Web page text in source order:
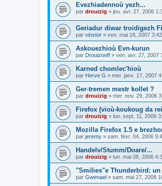
Evezhiadennoù yezh...
par drouizig » jeu. avr. 27, 2006
Geriadur diwar troidigezh
par vinstor » ven. mai 18, 2007
Askouezhioù Evn-kurun
par Drouizonff » ven. avr. 27, 2007
Karned chomlec'hioù
par Herve G » mer. janv. 17, 2007
Ger-tremen mestr kollet ?
par drouizig » mer. nov. 29, 2006
Firefox (vioù-koukoug da
par drouizig » lun. sept. 11, 2006
Mozilla Firefox 1.5 e
par jeremy » sam. févr. 04, 2006
Handelv/Stumm/Doare/...
par drouizig » lun. mai 08, 2006
"Smilies"e Thunderbird: un
par Gwenael » sam. mai 27, 2006